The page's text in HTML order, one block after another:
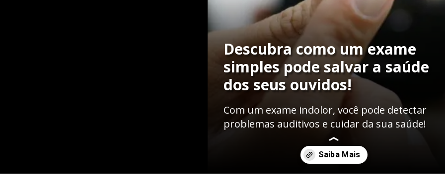
Descubra como um exame
simples pode salvar a saúde
dos seus ouvidos!
Com um exame indolor, você pode detectar
problemas auditivos e cuidar da sua saúde!